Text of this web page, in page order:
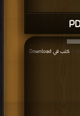
كتب في Download